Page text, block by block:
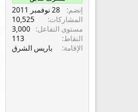
إنضم
28 نوفمبر 2011
المشاركات
10,525
مستوى التفاعل
3,000
النقاط
113
الإقامة
باريس الشرق